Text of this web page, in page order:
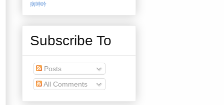
病呻吟
Subscribe To
Posts
All Comments